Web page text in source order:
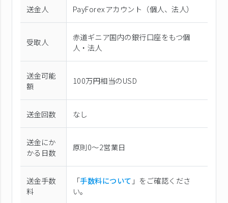
送金人 PayForexアカウント（個⼈、法⼈）
受取人
赤道ギニア国内の銀行口座をもつ個
人・法人
送金可能
額
100万円相当のUSD
送金回数 なし
送金にか
かる日数
原則0〜2営業日
送金手数
料
「手数料について 」をご確認くださ
い。